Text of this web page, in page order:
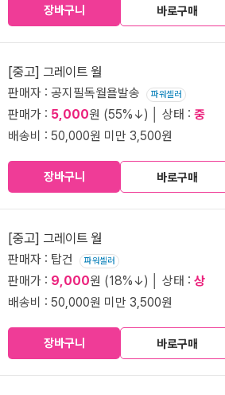
장바구니 바로구매
[중고] 그레이트 월
판매자 : 공지필독월욜발송 파워셀러
판매가 : 5,000원 (55%↓) │ 상태 : 중
배송비 : 50,000원 미만 3,500원
장바구니 바로구매
[중고] 그레이트 월
판매자 : 탑건 파워셀러
판매가 : 9,000원 (18%↓) │ 상태 : 상
배송비 : 50,000원 미만 3,500원
장바구니 바로구매